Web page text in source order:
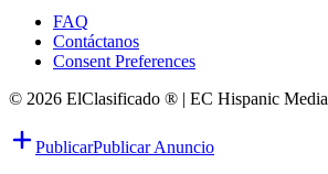
FAQ
Contáctanos
Consent Preferences
© 2026 ElClasificado ® | EC Hispanic Media
PublicarPublicar Anuncio